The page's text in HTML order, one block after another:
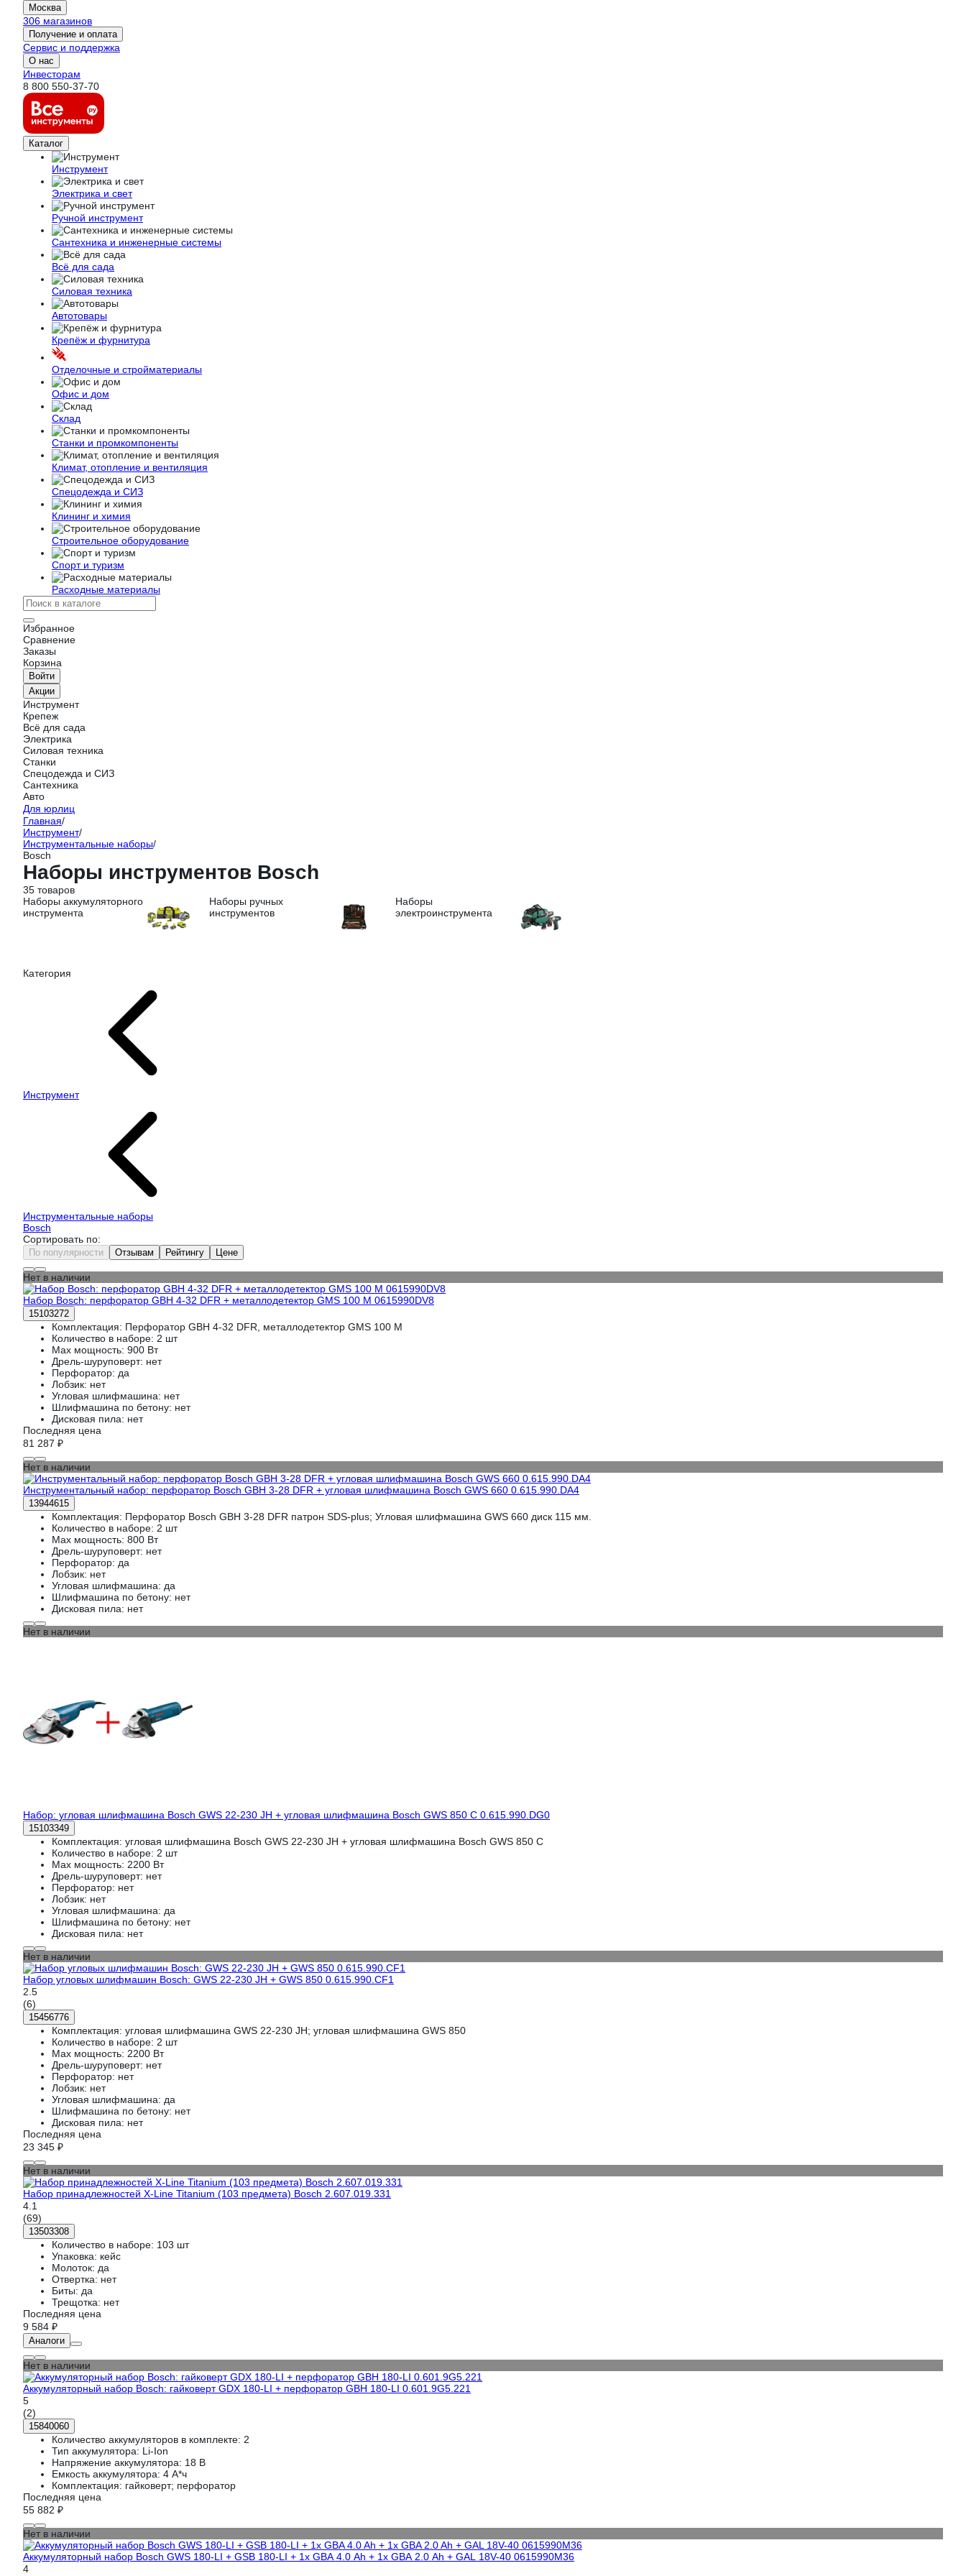
Москва
306 магазинов
Получение и оплата
Сервис и поддержка
О нас
Инвесторам
8 800 550-37-70
Каталог
Инструмент
Электрика и свет
Ручной инструмент
Сантехника и инженерные системы
Всё для сада
Силовая техника
Автотовары
Крепёж и фурнитура
Отделочные и стройматериалы
Офис и дом
Склад
Станки и промкомпоненты
Климат, отопление и вентиляция
Спецодежда и СИЗ
Клининг и химия
Строительное оборудование
Спорт и туризм
Расходные материалы
Избранное
Сравнение
Заказы
Корзина
Войти
Акции
Инструмент
Крепеж
Всё для сада
Электрика
Силовая техника
Станки
Спецодежда и СИЗ
Сантехника
Авто
Для юрлиц
Главная/
Инструмент/
Инструментальные наборы/
Bosch
Наборы инструментов Bosch
35 товаров
Наборы аккумуляторного
инструмента
Наборы ручных
инструментов
Наборы
электроинструмента
Категория
Инструмент
Инструментальные наборы
Bosch
Сортировать по:
По популярности Отзывам Рейтингу Цене
Нет в наличии
Набор Bosch: перфоратор GBH 4-32 DFR + металлодетектор GMS 100 M 0615990DV8
15103272
Комплектация: Перфоратор GBH 4-32 DFR, металлодетектор GMS 100 M
Количество в наборе: 2 шт
Max мощность: 900 Вт
Дрель-шуруповерт: нет
Перфоратор: да
Лобзик: нет
Угловая шлифмашина: нет
Шлифмашина по бетону: нет
Дисковая пила: нет
Последняя цена
81 287 ₽
Нет в наличии
Инструментальный набор: перфоратор Bosch GBH 3-28 DFR + угловая шлифмашина Bosch GWS 660 0.615.990.DA4
13944615
Комплектация: Перфоратор Bosch GBH 3-28 DFR патрон SDS-plus; Угловая шлифмашина GWS 660 диск 115 мм.
Количество в наборе: 2 шт
Max мощность: 800 Вт
Дрель-шуруповерт: нет
Перфоратор: да
Лобзик: нет
Угловая шлифмашина: да
Шлифмашина по бетону: нет
Дисковая пила: нет
Нет в наличии
Набор: угловая шлифмашина Bosch GWS 22-230 JH + угловая шлифмашина Bosch GWS 850 С 0.615.990.DG0
15103349
Комплектация: угловая шлифмашина Bosch GWS 22-230 JH + угловая шлифмашина Bosch GWS 850 С
Количество в наборе: 2 шт
Max мощность: 2200 Вт
Дрель-шуруповерт: нет
Перфоратор: нет
Лобзик: нет
Угловая шлифмашина: да
Шлифмашина по бетону: нет
Дисковая пила: нет
Нет в наличии
Набор угловых шлифмашин Bosch: GWS 22-230 JH + GWS 850 0.615.990.CF1
2.5
(6)
15456776
Комплектация: угловая шлифмашина GWS 22-230 JH; угловая шлифмашина GWS 850
Количество в наборе: 2 шт
Max мощность: 2200 Вт
Дрель-шуруповерт: нет
Перфоратор: нет
Лобзик: нет
Угловая шлифмашина: да
Шлифмашина по бетону: нет
Дисковая пила: нет
Последняя цена
23 345 ₽
Нет в наличии
Набор принадлежностей X-Line Titanium (103 предмета) Bosch 2.607.019.331
4.1
(69)
13503308
Количество в наборе: 103 шт
Упаковка: кейс
Молоток: да
Отвертка: нет
Биты: да
Трещотка: нет
Последняя цена
9 584 ₽
Аналоги
Нет в наличии
Аккумуляторный набор Bosch: гайковерт GDX 180-LI + перфоратор GBH 180-LI 0.601.9G5.221
5
(2)
15840060
Количество аккумуляторов в комплекте: 2
Тип аккумулятора: Li-Ion
Напряжение аккумулятора: 18 В
Емкость аккумулятора: 4 А*ч
Комплектация: гайковерт; перфоратор
Последняя цена
55 882 ₽
Нет в наличии
Аккумуляторный набор Bosch GWS 180-LI + GSB 180-LI + 1x GBA 4.0 Ah + 1x GBA 2.0 Ah + GAL 18V-40 0615990M36
4